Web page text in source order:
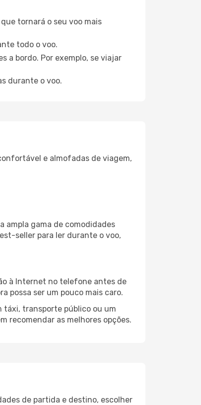
tornará o seu voo mais
todo o voo.
a bordo. Por exemplo, se viajar
durante o voo.
e almofadas de viagem,
ampla gama de comodidades
seller para ler durante o voo,
à Internet no telefone antes de
possa ser um pouco mais caro.
táxi, transporte público ou um
recomendar as melhores opções.
de partida e destino, escolher